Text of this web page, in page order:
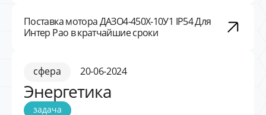
Поставка мотора ДАЗО4-450X-10У1 IP54 Для
Интер Рао в кратчайшие сроки
сфера 20-06-2024
Энергетика
задача